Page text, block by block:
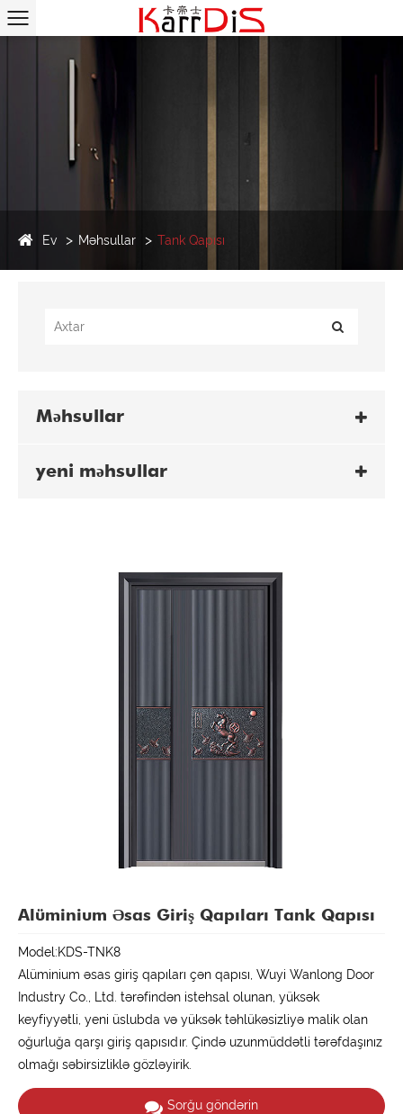
Ev Məhsullar Tank Qapısı
Məhsullar
yeni məhsullar
Alüminium Əsas Giriş Qapıları Tank Qapısı
Model:KDS-TNK8
Alüminium əsas giriş qapıları çən qapısı, Wuyi Wanlong Door
Industry Co., Ltd. tərəfindən istehsal olunan, yüksək
keyfiyyətli, yeni üslubda və yüksək təhlükəsizliyə malik olan
oğurluğa qarşı giriş qapısıdır. Çində uzunmüddətli tərəfdaşınız
olmağı səbirsizliklə gözləyirik.
Sorğu göndərin